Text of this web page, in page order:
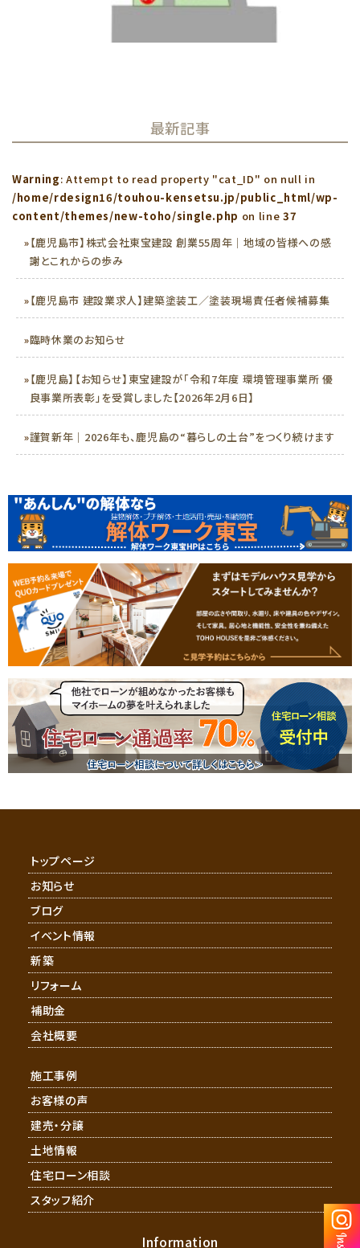
最新記事
Warning: Attempt to read property "cat_ID" on null in
/home/rdesign16/touhou-kensetsu.jp/public_html/wp-
content/themes/new-toho/single.php on line 37
»【鹿児島市】株式会社東宝建設 創業55周年｜地域の皆様への感
謝とこれからの歩み
»【鹿児島市 建設業求人】建築塗装工／塗装現場責任者候補募集
»臨時休業のお知らせ
»【鹿児島】【お知らせ】東宝建設が「令和7年度 環境管理事業所 優
良事業所表彰」を受賞しました【2026年2月6日】
»謹賀新年｜2026年も、鹿児島の“暮らしの土台”をつくり続けます
トップページ
お知らせ
ブログ
イベント情報
新築
リフォーム
補助金
会社概要
施工事例
お客様の声
建売・分譲
土地情報
住宅ローン相談
スタッフ紹介
Information